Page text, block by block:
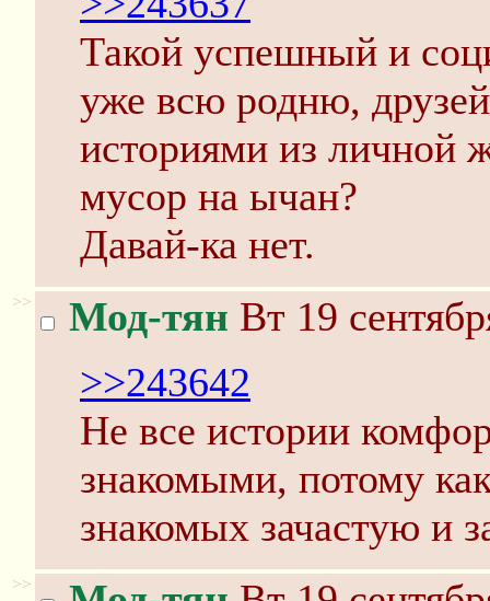
Такой успешный и
уже всю родню,
историями из личной
мусор на ычан?
Давай-ка нет.
>> Мод-тян Вт 19
>>243642
Не все истории
знакомыми, потому
знакомых зачастую и
>>